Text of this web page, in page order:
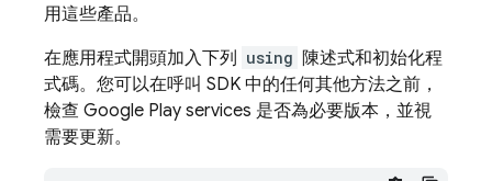
用這些產品。
在應用程式開頭加入下列 using 陳述式和初始化程
式碼。您可以在呼叫 SDK 中的任何其他方法之前，
檢查 Google Play services 是否為必要版本，並視
需要更新。